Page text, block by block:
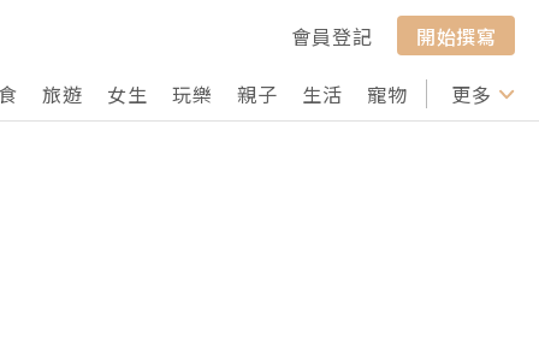
會員登記
開始撰寫
旅遊 女生 玩樂 親子 生活 寵物 行山 打卡
更多